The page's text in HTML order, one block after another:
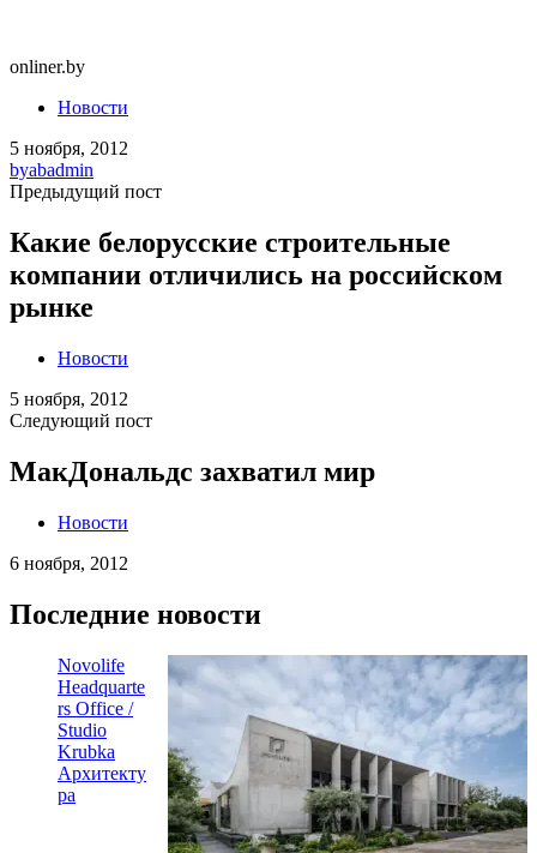
onliner.by
Новости
5 ноября, 2012
byabadmin
Предыдущий пост
Какие белорусские строительные
компании отличились на российском
рынке
Новости
5 ноября, 2012
Следующий пост
МакДональдс захватил мир
Новости
6 ноября, 2012
Последние новости
Novolife
Headquarte
rs Office /
Studio
Krubka
Архитекту
ра